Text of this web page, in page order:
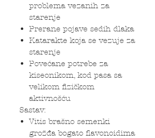
problema vezanih za
starenje
Prerane pojave sedih dlaka
Katarakte koja se vezuje za
starenje
Povećane potrebe za
kiseonikom, kod pasa sa
velikom fizičkom
aktivnošću
Sastav:
Vitis brašno semenki
grožđa bogato flavonoidima